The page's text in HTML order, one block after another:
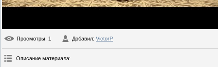
Просмотры: 1 Добавил: VictorP
Описание материала: